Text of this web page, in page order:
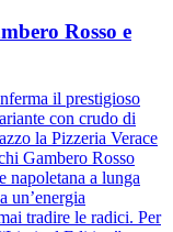
Rosso e
il prestigioso
con crudo di
la Pizzeria Verace
Gambero Rosso
napoletana a lunga
un’energia
tradire le radici. Per